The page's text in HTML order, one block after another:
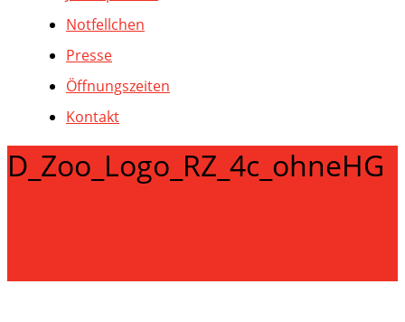
Notfellchen
Presse
Öffnungszeiten
Kontakt
D_Zoo_Logo_RZ_4c_ohneHG